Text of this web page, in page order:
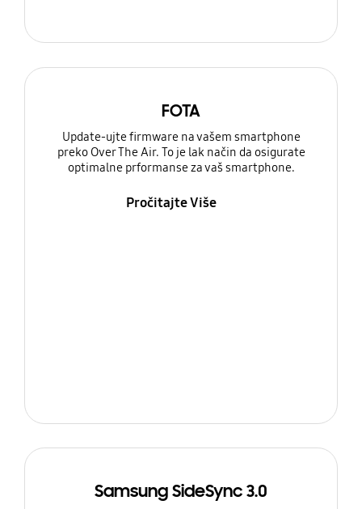
FOTA
Update-ujte firmware na vašem smartphone
preko Over The Air. To je lak način da osigurate
optimalne prformanse za vaš smartphone.
Pročitajte Više
Samsung SideSync 3.0